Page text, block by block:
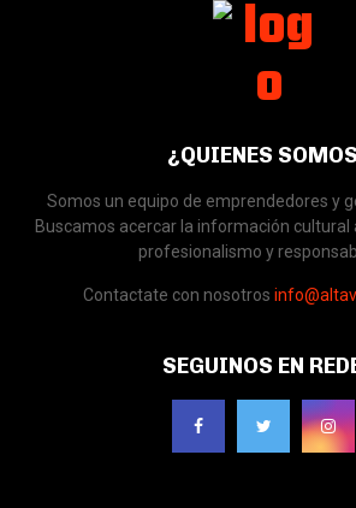
¿QUIENES
Somos un equipo de emprendedores y
Buscamos acercar la información cultural
profesionalismo y
Contactate con nosotros
SEGUINOS EN